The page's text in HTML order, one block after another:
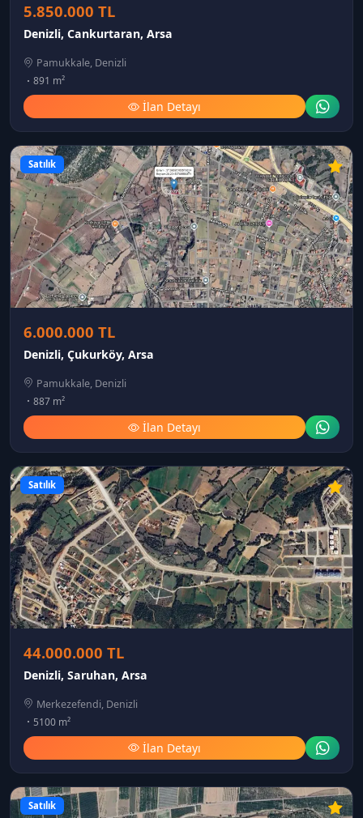
5.850.000 TL
Denizli, Cankurtaran, Arsa
Pamukkale, Denizli
891 m²
İlan Detayı
Satılık
6.000.000 TL
Denizli, Çukurköy, Arsa
Pamukkale, Denizli
887 m²
İlan Detayı
Satılık
44.000.000 TL
Denizli, Saruhan, Arsa
Merkezefendi, Denizli
5100 m²
İlan Detayı
Satılık